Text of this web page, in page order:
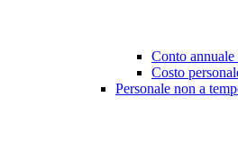
Conto annuale
Costo
Personale non a